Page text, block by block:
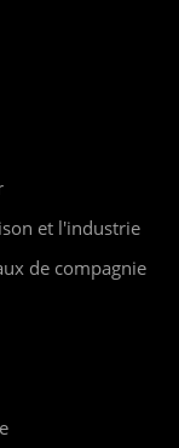
et l'industrie
de compagnie